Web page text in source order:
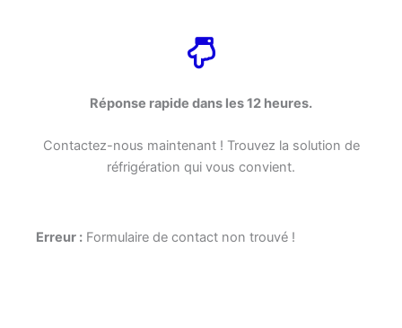
Réponse rapide dans les 12 heures.
Contactez-nous maintenant ! Trouvez la solution de
réfrigération qui vous convient.
Erreur : Formulaire de contact non trouvé !